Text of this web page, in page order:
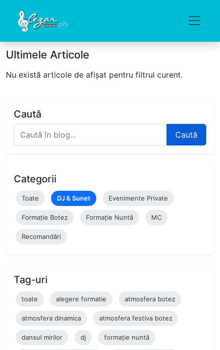
Ultimele Articole
Nu există articole de afișat pentru filtrul curent.
Caută
Caută
Categorii
Toate DJ & Sunet Evenimente Private
Formație Botez Formație Nuntă MC
Recomandări
Tag-uri
toate alegere formatie atmosfera botez
atmosfera dinamica atmosfera festiva botez
dansul mirilor dj formație nuntă